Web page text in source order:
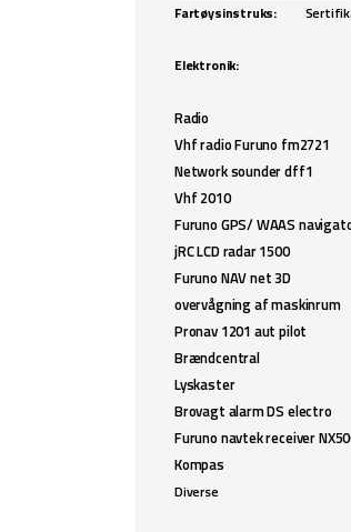
Fartøysinstruks:
Elektronik:
Radio
Vhf radio Furuno fm2721
Network sounder dff1
Vhf 2010
Furuno GPS/ WAAS
jRC LCD radar 1500
Furuno NAV net 3D
overvågning af maskinrum
Pronav 1201 aut pilot
Brændcentral
Lyskaster
Brovagt alarm DS electro
Furuno navtek receiver
Kompas
Diverse